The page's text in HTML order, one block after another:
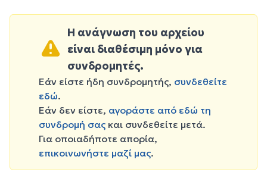
Η ανάγνωση του αρχείου
είναι διαθέσιμη μόνο για
συνδρομητές.
Εάν είστε ήδη συνδρομητής, συνδεθείτε
εδώ.
Εάν δεν είστε, αγοράστε από εδώ τη
συνδρομή σας και συνδεθείτε μετά.
Για οποιαδήποτε απορία,
επικοινωνήστε μαζί μας.